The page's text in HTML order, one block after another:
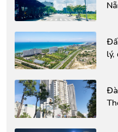
lý,